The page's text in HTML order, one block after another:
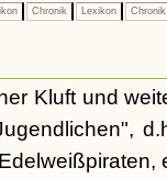
Chronik Lexikon Chronik
Kluft und